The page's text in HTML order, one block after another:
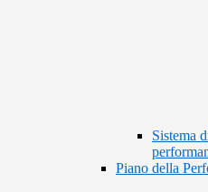
Sistema
Piano della